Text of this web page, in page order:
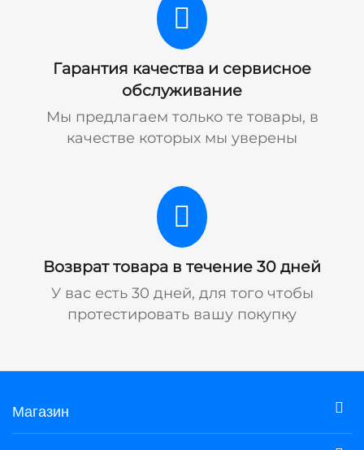
Гарантия качества и сервисное
обслуживание
Мы предлагаем только те товары, в
качестве которых мы уверены
Возврат товара в течение 30 дней
У вас есть 30 дней, для того чтобы
протестировать вашу покупку
Магазин